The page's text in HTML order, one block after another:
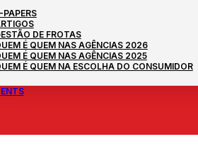
PAPERS
DE FROTAS
É QUEM NAS AGÊNCIAS 2026
É QUEM NAS AGÊNCIAS 2025
É QUEM NA ESCOLHA DO CONSUMIDOR